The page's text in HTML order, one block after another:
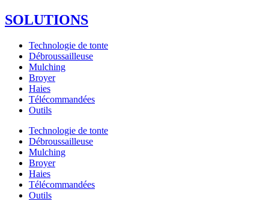
SOLUTIONS
Technologie de tonte
Débroussailleuse
Mulching
Broyer
Haies
Télécommandées
Outils
Technologie de tonte
Débroussailleuse
Mulching
Broyer
Haies
Télécommandées
Outils